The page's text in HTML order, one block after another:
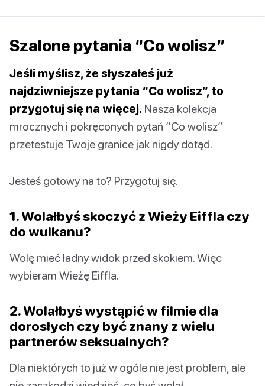
Szalone pytania “Co wolisz”
Jeśli myślisz, że słyszałeś już
najdziwniejsze pytania “Co wolisz”, to
przygotuj się na więcej. Nasza kolekcja
mrocznych i pokręconych pytań “Co wolisz”
przetestuje Twoje granice jak nigdy dotąd.
Jesteś gotowy na to? Przygotuj się.
1. Wolałbyś skoczyć z Wieży Eiffla czy
do wulkanu?
Wolę mieć ładny widok przed skokiem. Więc
wybieram Wieżę Eiffla.
2. Wolałbyś wystąpić w filmie dla
dorosłych czy być znany z wielu
partnerów seksualnych?
Dla niektórych to już w ogóle nie jest problem, ale